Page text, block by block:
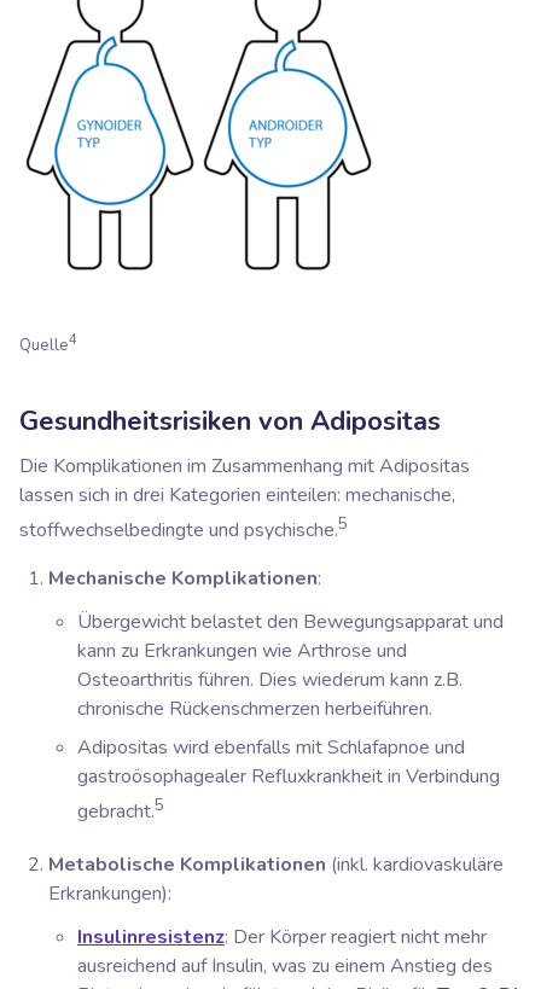
Quelle4
Gesundheitsrisiken von Adipositas
Die Komplikationen im Zusammenhang mit Adipositas
lassen sich in drei Kategorien einteilen: mechanische,
stoffwechselbedingte und psychische.5
Mechanische Komplikationen:
Übergewicht belastet den Bewegungsapparat und
kann zu Erkrankungen wie Arthrose und
Osteoarthritis führen. Dies wiederum kann z.B.
chronische Rückenschmerzen herbeiführen.
Adipositas wird ebenfalls mit Schlafapnoe und
gastroösophagealer Refluxkrankheit in Verbindung
gebracht.5
Metabolische Komplikationen (inkl. kardiovaskuläre
Erkrankungen):
Insulinresistenz: Der Körper reagiert nicht mehr
ausreichend auf Insulin, was zu einem Anstieg des